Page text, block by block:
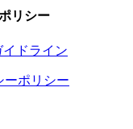
リシー
イドライン
ーポリシー